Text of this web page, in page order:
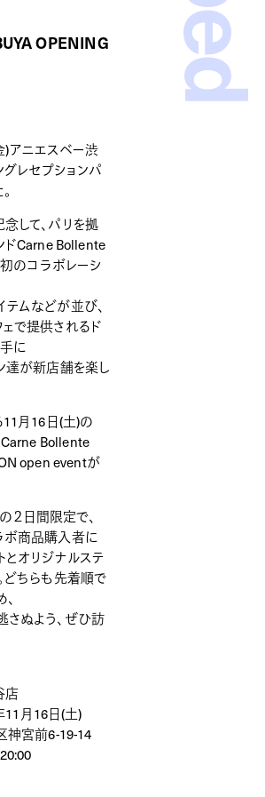
OPENING
アニエスベー渋
レセプションパ
して、パリを拠
ドCarne Bollente
のコラボレーシ
ムなどが並び、
で提供されるド
に
達が新店舗を楽し
11月16日(土)の
Carne Bollente
open eventが
２日間限定で、
商品購入者に
とオリジナルステ
どちらも先着順で
ぬよう、ぜひ訪
店
11月16日(土)
神宮前6-19-14